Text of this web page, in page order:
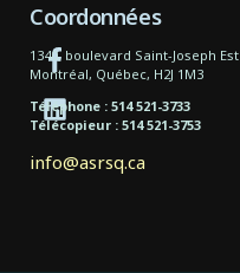
Coordonnées
1340, boulevard Saint-Joseph Est
Montréal, Québec, H2J 1M3
Téléphone : 514 521-3733
Télécopieur : 514 521-3753
info@asrsq.ca